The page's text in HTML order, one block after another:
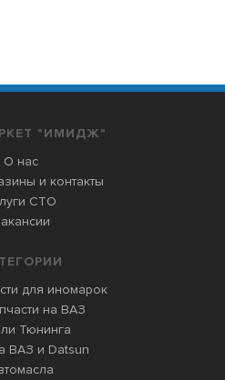
"ИМИДЖ"
О нас
и контакты
СТО
для иномарок
на ВАЗ
Тюнинга
ВАЗ и Datsun